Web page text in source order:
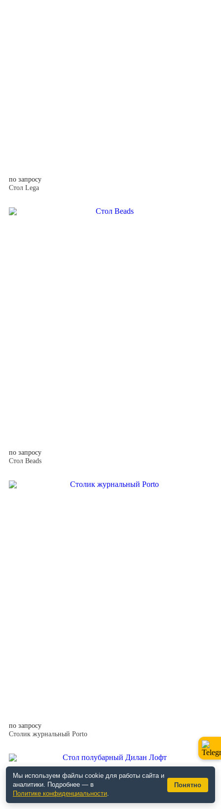
по запросу
Стол Lega
по запросу
Стол Beads
по запросу
Столик журнальный Porto
Мы используем файлы cookie для работы сайта и
аналитики. Подробнее — в
Политике конфиденциальности.
Понятно